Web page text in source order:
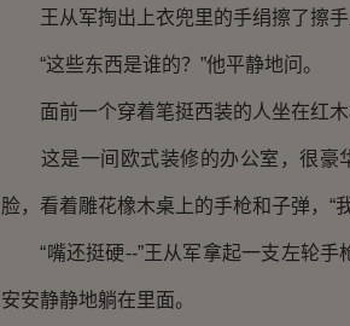
王从军掏出上衣兜里的手绢擦了擦手
“这些东西是谁的？”他平静地问。
面前一个穿着笔挺西装的人坐在红木
这是一间欧式装修的办公室，很豪华
脸，看着雕花橡木桌上的手枪和子弹，“
“嘴还挺硬--”王从军拿起一支左轮手
安安静静地躺在里面。